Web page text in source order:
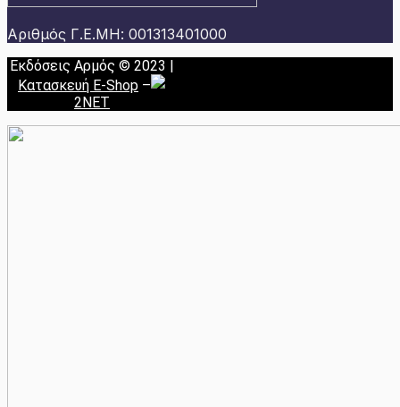
Αριθμός Γ.Ε.ΜΗ: 001313401000
Εκδόσεις Αρμός © 2023 |
Κατασκευή E-Shop –
2NET